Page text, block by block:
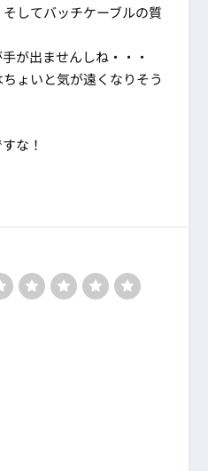
してバッチケーブルの質
が出ませんしね・・・
ょいと気が遠くなりそう
な！